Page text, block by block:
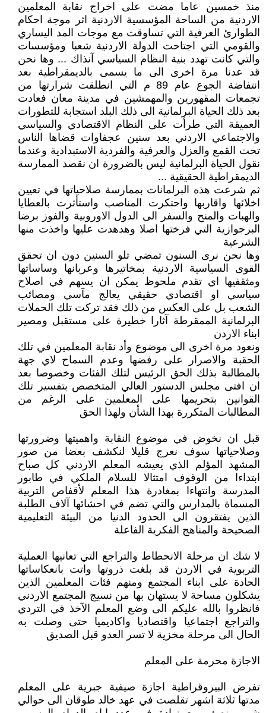
منذ خمسين عاما مضت على اخراج نقابة المعلمين
الاردنية من الساحة المؤسسية الاردنية اثر موجة احكام
الطوارئ العرفية التي تساوقت مع موجات المد اليساري
والقومي التي اجتاحت الدولة الاردنية شعبا ومؤسسات
والتي كانت تهدد بنية النظام السياسي آنذاك ... وها نحن
قد عدنا مرة اخرى الى ما يسمى بالديمقراطية بعد
انتفاضة الجوع عام 89 م التي انطلقت شرارتها من
تجمعات المقهورين والمهمشين في مدينة معان فعادت
بعد ذلك الحياة البرلمانية الى ذلك البلد استجابة للتطورات
العميقة التي طرأت على النظام الاقتصادي والسياسي
والاجتماعي الاردني بعد سنين عجفاوات قضاها الناس
تحت القمع والعزل والعرفية والفردية الاستبدادية وعندما
نقول الحياة البرلمانية ليس بالضرورة ان نقصد الممارسة
الديمقراطية الحقيقية ...
ثم شرعت هذه البرلمانات بممارسة صلاحياتها في تعيين
اخلائها واقاربها واحتكرت المناصب واستأثرت بالعطايا
والهبات والمنح والسفر الى الدول الاوروبية والفوز برضا
البرجوازية التي فرختها اصلا وهدهدت عليها واخذت منها
الشرعية
وها نحن نرى السنون تمضي تلو السنين دون ان تحقق
القوى السياسية الاردنية بمخاتيرها وعربانها وساساتها
ومثقفيها اي تقدم ملحوظ يمكن ان يسهم في اصلاح
سياسي او اقتصادي حقيقي يعالج مآسي ومصائب
الشعب بل على العكس من ذلك فقد تركت تلك الحملات
البرلمانية الممقرطة آثارا خطيرة على مستقبل ومصير
ابناء الاردن
ونعود مرة اخرى الى موضوع وأد نقابة المعلمين في تلك
الحقبة والاصرار على رفضها وعدم السماح لاي جهة
بالمطالبة بذلك الحق الرئيس لتلك الفئات وخصوصا بعد
ان افتى مجلس الدستور العالي المتخصص بتفسير تلك
القوانين بتحريمها على المعلمين على الرغم من
المطالبات المتكررة بهذا الشأن ولهذا الحق
قبل ان نخوض في موضوع النقابة واهميتها وضرورتها
وصلاحياتها سوف نعرج قليلا لنكشف بعضا من صور
المشهد المؤلم الذي يعيشه المعلم الاردني كل صباح
ابتداءا من الوقوف امتثالا للسلام الملكي في طابور
المدرسة وانتهاءا بمغادرة هذا المعلم لأقفاص التربية
المسماة بالمدارس والتي تضم في احشائها آلاف الطلبة
الذين يفتقرون الى الحدود الدنيا من البيئة التعليمية
الصحيحة والمناهج الفكرية الفاعلة
لا شك ان مرحلة الانحطاط والتراجع التي تعانيها العملية
التربوية في الاردن قد بلغت ذروتها واتت بانعكاساتها
الحادة على ابناء المجتمع ومنهم فئات المعلمين الذين
يشكلون مساحة لا يستهان بها من نسيج المجتمع الاردني
فانظروا بالله عليكم الى وضع المعلم الآخذ في التردي
والتراجع اجتماعيا واقتصاديا واكاديميا حتى وصلت به
الحال الى مرحلة مخزية لا تسر العدو قبل الصديق
الاجازة محرمة على المعلم
تفرض البيروقراطية اجازة صيفية جبرية على المعلم
مدتها ثلاثة اشهر تقلصت في عهد خالد طوقان الى حوالي